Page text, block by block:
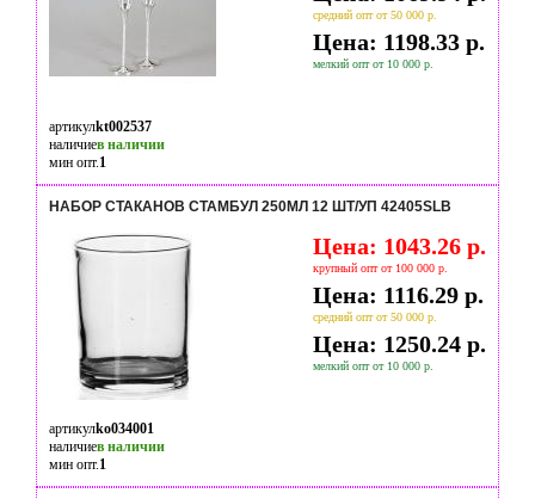
средний опт от 50 000 р.
Цена: 1198.33 р.
мелкий опт от 10 000 р.
артикулkt002537
наличиев наличии
мин опт.1
НАБОР СТАКАНОВ СТАМБУЛ 250МЛ 12 ШТ/УП 42405SLB
Цена: 1043.26 р.
крупный опт от 100 000 р.
Цена: 1116.29 р.
средний опт от 50 000 р.
Цена: 1250.24 р.
мелкий опт от 10 000 р.
артикулko034001
наличиев наличии
мин опт.1